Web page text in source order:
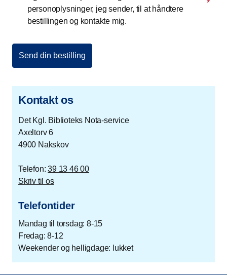
personoplysninger, jeg sender, til at håndtere
bestillingen og kontakte mig.
*
Kontakt os
Det Kgl. Biblioteks Nota-service
Axeltorv 6
4900 Nakskov
Telefon:39 13 46 00
Skriv til os
Telefontider
Mandag til torsdag: 8-15
Fredag: 8-12
Weekender og helligdage: lukket